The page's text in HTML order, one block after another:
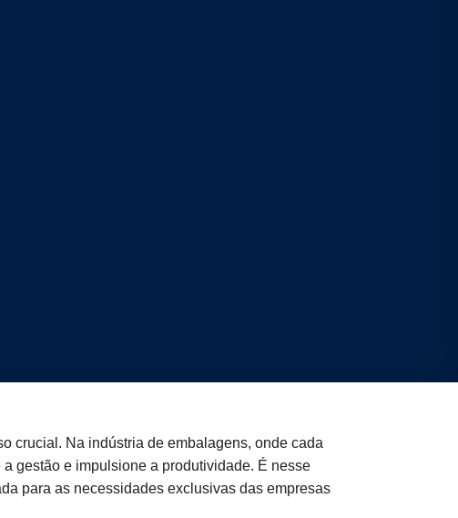
crucial. Na indústria de embalagens, onde cada
gestão e impulsione a produtividade. É nesse
para as necessidades exclusivas das empresas